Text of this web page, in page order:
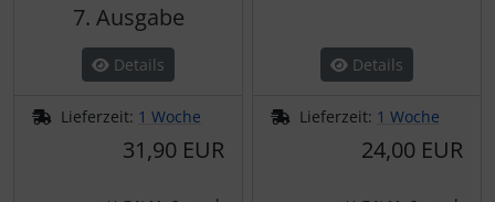
7. Ausgabe
Details
Lieferzeit: 1 Woche
31,90 EUR
Details
Lieferzeit: 1 Woche
24,00 EUR